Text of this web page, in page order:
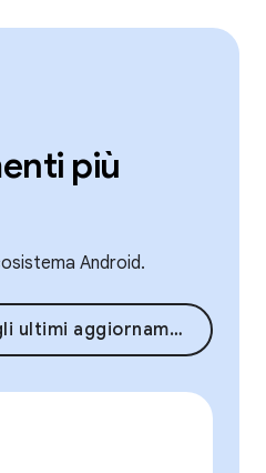
più
Android.
Visualizza tutti gli ultimi aggiornamenti